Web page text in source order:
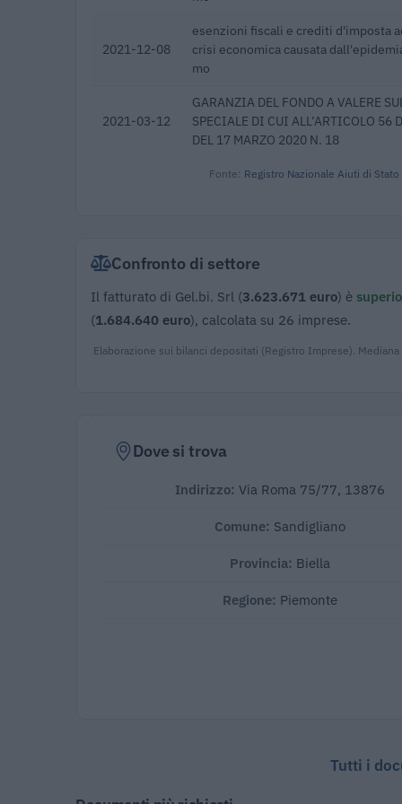
2021-12-08
esenzioni fiscali e crediti d'imposta
crisi economica causata
mo
2021-03-12
GARANZIA DEL FONDO A VALERE
SPECIALE DI CUI ALL’ARTICOLO 56
DEL 17 MARZO 2020 N. 18
Fonte: Registro Nazionale Aiuti di Stato
Confronto di settore
Il fatturato di Gel.bi. Srl (3.623.671 euro) è
(1.684.640 euro), calcolata su 26 imprese.
Elaborazione sui bilanci depositati (Registro Imprese). Mediana
Dove si trova
Indirizzo: Via Roma 75/77, 13876
Comune: Sandigliano
Provincia: Biella
Regione: Piemonte
Tutti i